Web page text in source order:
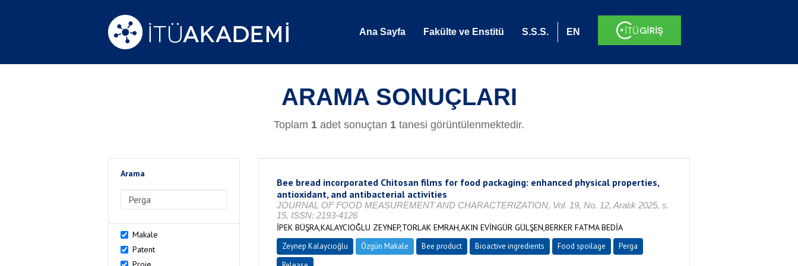
Ana Sayfa Fakülte ve Enstitü S.S.S. EN
ARAMA SONUÇLARI
Toplam 1 adet sonuçtan 1 tanesi görüntülenmektedir.
Arama
Makale
Patent
Bee bread incorporated Chitosan films for food packaging: enhanced physical properties,
antioxidant, and antibacterial activities
JOURNAL OF FOOD MEASUREMENT AND CHARACTERIZATION, Vol. 19, No. 12, Aralık 2025, s.
15, ISSN: 2193-4126
İPEK BÜŞRA,KALAYCIOĞLU ZEYNEP,TORLAK EMRAH,AKIN EVİNGÜR GÜLŞEN,BERKER FATMA BEDİA
Zeynep Kalaycıoğlu Özgün Makale Bee product Bioactive ingredients Food spoilage
Perga